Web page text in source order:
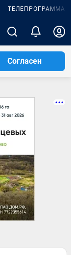
ТЕЛЕПРОГРАММА
Согласен